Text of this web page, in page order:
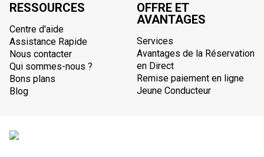
RESSOURCES
Centre d'aide
Assistance Rapide
Nous contacter
Qui sommes-nous ?
Bons plans
Blog
OFFRE ET
AVANTAGES
Services
Avantages de la Réservation
en Direct
Remise paiement en ligne
Jeune Conducteur